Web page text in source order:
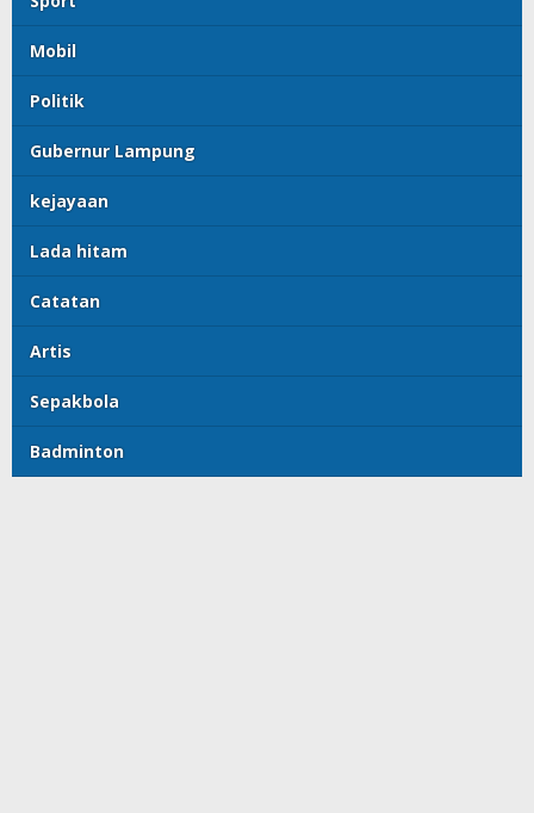
Mobil
Politik
Gubernur Lampung
kejayaan
Lada hitam
Catatan
Artis
Sepakbola
Badminton